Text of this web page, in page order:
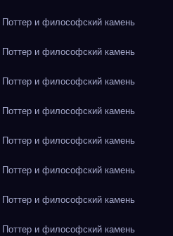
и философский камень
и философский камень
и философский камень
и философский камень
и философский камень
и философский камень
и философский камень
и философский камень